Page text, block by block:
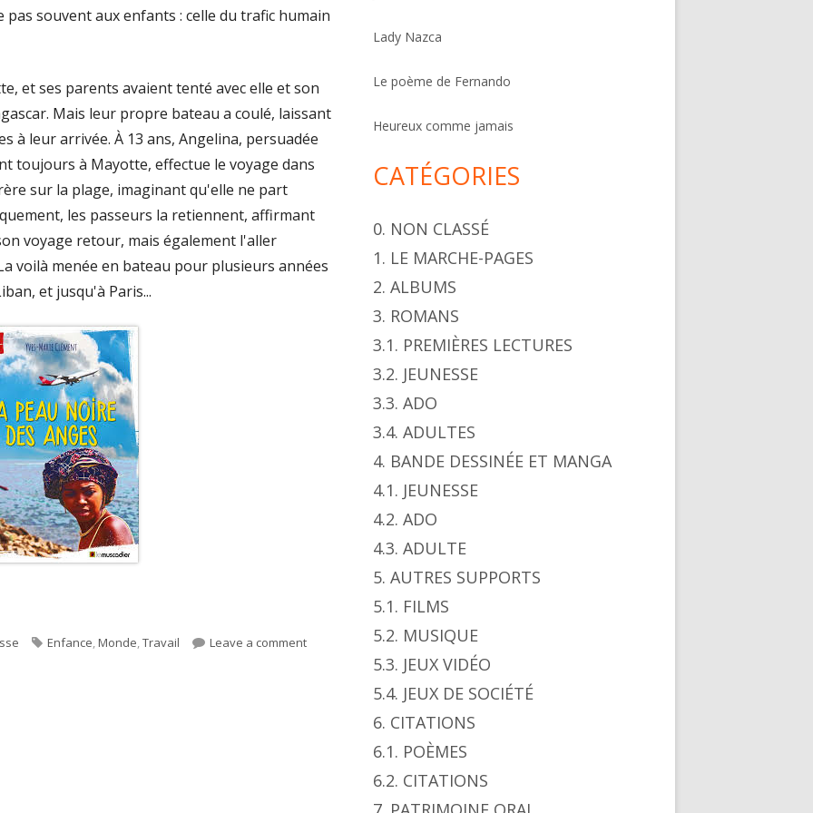
souvent aux enfants : celle du trafic humain
et ses parents avaient tenté avec elle et son
Mais leur propre bateau a coulé, laissant
à leur arrivée. À 13 ans, Angelina, persuadée
toujours à Mayotte, effectue le voyage dans
sur la plage, imaginant qu'elle ne part
les passeurs la retiennent, affirmant
voyage retour, mais également l'aller
voilà menée en bateau pour plusieurs années
et jusqu'à Paris...
Tags
Enfance,Monde,Travail Leave a commenton La peau noire des anges
e
Lady Nazca
Le poème de Fernando
Heureux comme jamais
CATÉGORIES
0. NON CLASSÉ
1. LE MARCHE-PAGES
2. ALBUMS
3. ROMANS
3.1. PREMIÈRES LECTURES
3.2. JEUNESSE
3.3. ADO
3.4. ADULTES
4. BANDE DESSINÉE ET MANGA
4.1. JEUNESSE
4.2. ADO
4.3. ADULTE
5. AUTRES SUPPORTS
5.1. FILMS
5.2. MUSIQUE
5.3. JEUX VIDÉO
5.4. JEUX DE SOCIÉTÉ
6. CITATIONS
6.1. POÈMES
6.2. CITATIONS